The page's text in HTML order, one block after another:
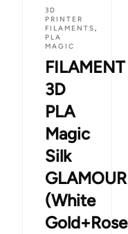
3D
PRINTER
FILAMENTS,
PLA
MAGIC
FILAMENT
3D
PLA
Magic
Silk
GLAMOUR
(White
Gold+Rose